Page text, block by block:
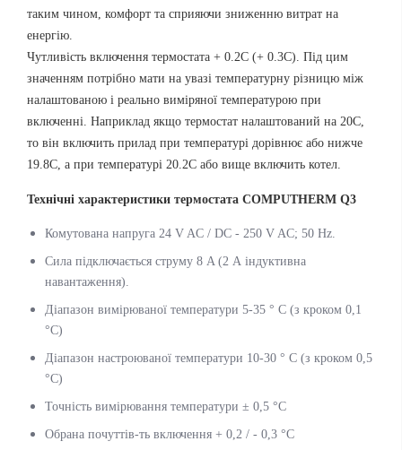
таким чином, комфорт та сприяючи зниженню витрат на
енергію.
Чутливість включення термостата + 0.2С (+ 0.3С). Під цим
значенням потрібно мати на увазі температурну різницю між
налаштованою і реально виміряної температурою при
включенні. Наприклад якщо термостат налаштований на 20С,
то він включить прилад при температурі дорівнює або нижче
19.8С, а при температурі 20.2С або вище включить котел.
Технічні характеристики термостата COMPUTHERM Q3
Комутована напруга 24 V AC / DC - 250 V AC; 50 Hz.
Сила підключається струму 8 A (2 А індуктивна
навантаження).
Діапазон вимірюваної температури 5-35 ° С (з кроком 0,1
°С)
Діапазон настроюваної температури 10-30 ° С (з кроком 0,5
°С)
Точність вимірювання температури ± 0,5 °С
Обрана почуттів-ть включення + 0,2 / - 0,3 °С